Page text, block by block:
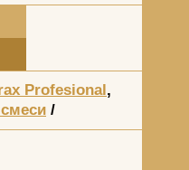
Profesional,